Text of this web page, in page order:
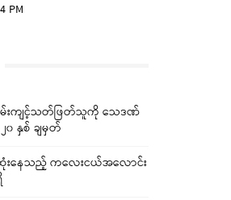
PM
မ်းကျင့်သတ်ဖြတ်သူကို သေဒဏ်
နှစ် ချမှတ်
းနေသည့် ကလေးငယ်အလောင်း